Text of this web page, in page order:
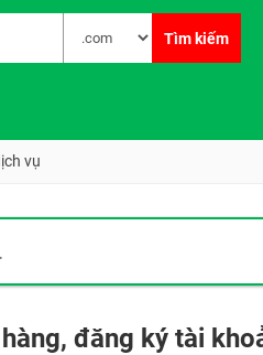
Tìm kiếm
vụ
đăng ký tài